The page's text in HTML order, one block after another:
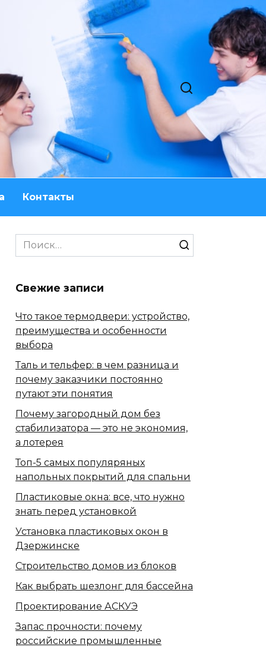
Контакты
Search
for:
Свежие записи
Что такое термодвери: устройство,
преимущества и особенности
выбора
Таль и тельфер: в чем разница и
почему заказчики постоянно
путают эти понятия
Почему загородный дом без
стабилизатора — это не экономия,
а лотерея
Топ-5 самых популяряных
напольных покрытий для спальни
Пластиковые окна: все, что нужно
знать перед установкой
Установка пластиковых окон в
Дзержинске
Строительство домов из блоков
Как выбрать шезлонг для бассейна
Проектирование АСКУЭ
Запас прочности: почему
российские промышленные